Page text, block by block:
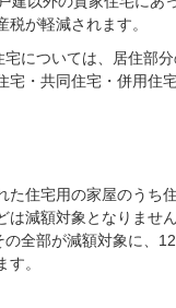
が軽減されます。
については、居住部
宅・共同住宅・併用住
住宅用の家屋のうち
は減額対象となりませ
全部が減額対象に、
。